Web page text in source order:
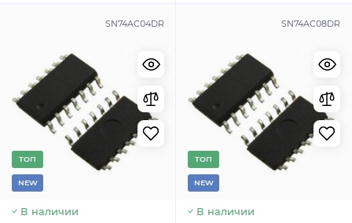
SN74AC04DR
TОП
NEW
В наличии
SN74AC08DR
TОП
NEW
В наличии